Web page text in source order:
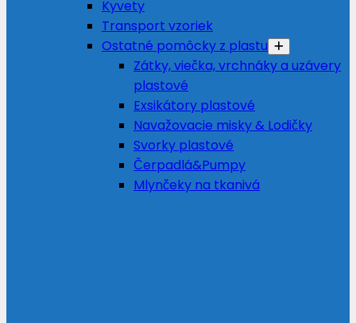
Kyvety
Transport vzoriek
Ostatné pomôcky z plastu
Zátky, viečka, vrchnáky a uzávery
plastové
Exsikátory plastové
Navažovacie misky & Lodičky
Svorky plastové
Čerpadlá&Pumpy
Mlynčeky na tkanivá